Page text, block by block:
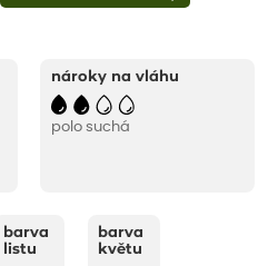
nároky na vláhu
polo suchá
barva
listu
barva
květu